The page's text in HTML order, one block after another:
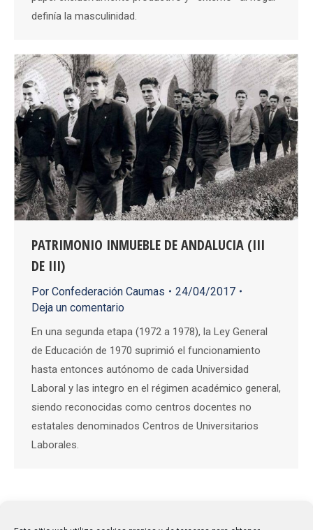
definía la masculinidad.
PATRIMONIO INMUEBLE DE ANDALUCIA (III
DE III)
Por Confederación Caumas
24/04/2017
Deja un comentario
En una segunda etapa (1972 a 1978), la Ley General
de Educación de 1970 suprimió el funcionamiento
hasta entonces autónomo de cada Universidad
Laboral y las integro en el régimen académico general,
siendo reconocidas como centros docentes no
estatales denominados Centros de Universitarios
Laborales.